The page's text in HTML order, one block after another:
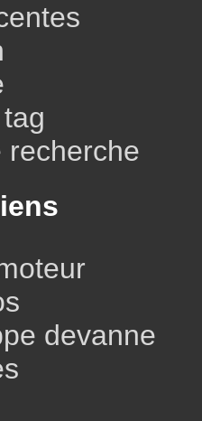
recherche
devanne